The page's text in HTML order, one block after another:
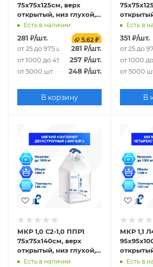
75х75х125см, верх
открытый, низ глухой,
120г/м2
Есть в наличии
281 ₽/шт. 5.62 ₽
от 25 до 975 шт. 281₽/шт.
от 1000 до 4975 шт.
257₽/шт.
от 5000 шт. 248 ₽/шт.
В корзину
140г/м2
Есть в
351₽/шт.
от 25 до
от 1000
от 5000
В
МКР 1,0 С2-1,0 ППР1
75х75х140см, верх
открытый, низ глухой,
140г/м2
Есть в наличии
МКР 1,1
160г/м2
Есть в